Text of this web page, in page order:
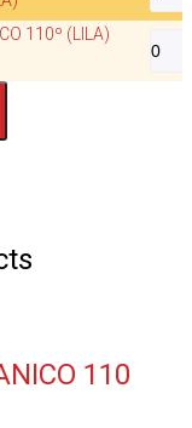
110º (LILA)
110